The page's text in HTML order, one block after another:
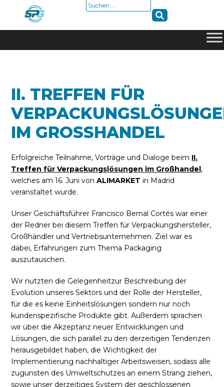
Suche
II. TREFFEN FÜR
IM GROSSHANDEL
Erfolgreiche Teilnahme, Vorträge und Dialoge beim II.
Treffen für Verpackungslösungen im Großhandel,
welches am 16. Juni vonALIMARKETin Madrid
veranstaltet wurde.
Unser Geschäftsführer Francisco Bernal Cortés war einer
der Redner bei diesem Treffen für Verpackungshersteller,
Großhändler und Vertriebsunternehmen. Ziel war es
dabei, Erfahrungen zum Thema Packaging
auszutauschen.
Wir nutzten die Gelegenheitzur Beschreibung der
Evolution unseres Sektors und der Rolle der Hersteller,
für die es keine Einheitslösungen sondern nur noch
kundenspezifische Produkte gibt. Außerdem sprachen
wir über die Akzeptanz neuer Entwicklungen und
Lösungen, die sich parallel zu den derzeitigen Tendenzen
herausgebildet haben, die Wichtigkeit der
Implementierung nachhaltiger Arbeitsweisen, sodass alle
zugunsten des Umweltschutzes an einem Strang ziehen,
sowie unser derzeitiges System der geschlossenen